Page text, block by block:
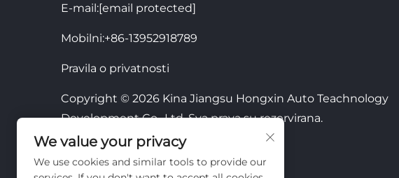
E-mail:[email protected]
Mobilni:+86-13952918789
Pravila o privatnosti
Copyright © 2026 Kina Jiangsu Hongxin Auto Teachnology
Development Co., Ltd. Sva prava su rezervirana.
We value your privacy
We use cookies and similar tools to provide our